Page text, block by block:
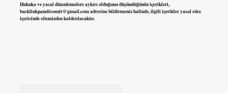
Hukuka ve yasal düzenlemelere aykırı olduğunu düşündüğünüz içerikleri,
backlinkpanelicomtr@gmail.comadresine bildirmeniz halinde, ilgili içerikler yasal süre
içerisinde sitemizden kaldırılacaktır.